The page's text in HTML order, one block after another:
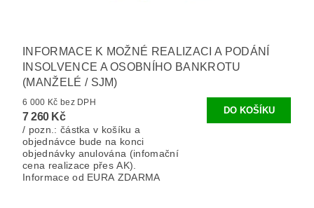
INFORMACE K MOŽNÉ REALIZACI A PODÁNÍ
INSOLVENCE A OSOBNÍHO BANKROTU
(MANŽELÉ / SJM)
6 000 Kč bez DPH
7 260 Kč
/ pozn.: částka v košíku a
objednávce bude na konci
objednávky anulována (infomační
cena realizace přes AK).
Informace od EURA ZDARMA